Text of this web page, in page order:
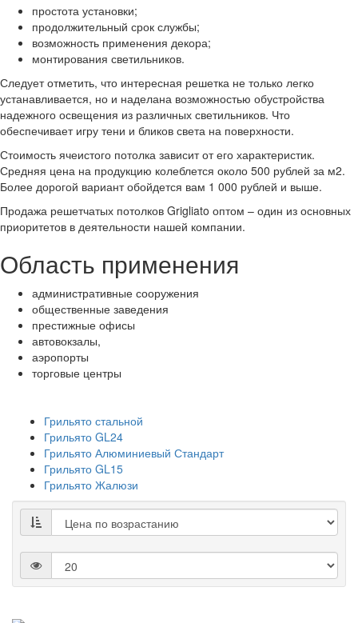
простота установки;
продолжительный срок службы;
возможность применения декора;
монтирования светильников.
Следует отметить, что интересная решетка не только легко
устанавливается, но и наделана возможностью обустройства
надежного освещения из различных светильников. Что
обеспечивает игру тени и бликов света на поверхности.
Стоимость ячеистого потолка зависит от его характеристик.
Средняя цена на продукцию колеблется около 500 рублей за м2.
Более дорогой вариант обойдется вам 1 000 рублей и выше.
Продажа решетчатых потолков Grigliato оптом – один из основных
приоритетов в деятельности нашей компании.
Область применения
административные сооружения
общественные заведения
престижные офисы
автовокзалы,
аэропорты
торговые центры
Грильято стальной
Грильято GL24
Грильято Алюминиевый Стандарт
Грильято GL15
Грильято Жалюзи